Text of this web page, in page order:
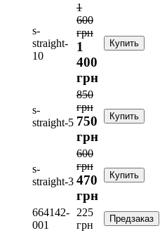
s-
straight-
10
1
600
грн
1
400
грн
Купить
s-
straight-5
850
грн
750
грн
Купить
s-
straight-3
600
грн
470
грн
Купить
664142-
001
225
грн
Предзаказ